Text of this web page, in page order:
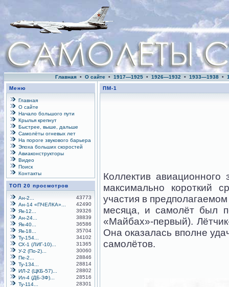
Главная • О сайте • 1917—1925 • 1926—1932 • 1933—1938 •
Меню
Главная
О сайте
Начало большого пути
Крылья крепнут
Быстрее, выше, дальше
Самолёты огневых лет
На пороге звукового барьера
Эпоха больших скоростей
Авиаконструкторы
Видео
Поиск
Контакты
ТОП 20 просмотров
Ан-2...
43773
Ан-14 «ПЧЕЛКА»...
42490
Як-12...
39326
Ан-24...
38839
Як-40...
36586
Як-18...
35704
Ту-154...
34102
СХ-1 (ЛИГ-10)...
31365
У-2 (По-2)...
30060
Пе-2...
28846
Ту-134...
28814
ИЛ-2 (ЦКБ-57)...
28802
Ил-4 (ДБ-ЗФ)...
28516
Ту-114...
28301
ПМ-1
Коллектив
максимально короткий
участия в
месяца, и самолёт был
«Майбах»-первый).
Она оказалась вполне
самолётов.